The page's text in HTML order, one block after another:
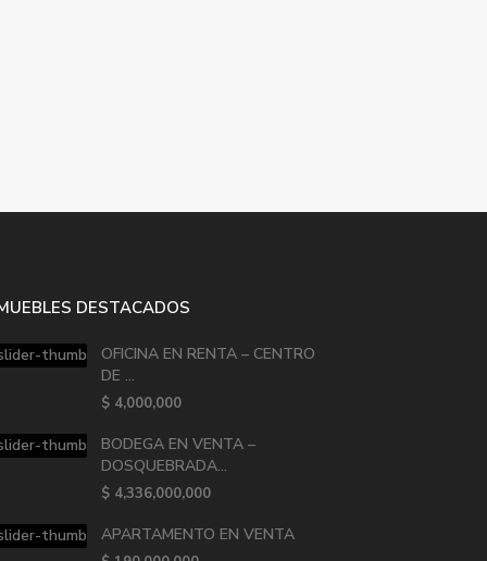
DESTACADOS
OFICINA EN RENTA – CENTRO
DE ...
$ 4,000,000
BODEGA EN VENTA –
DOSQUEBRADA...
$ 4,336,000,000
APARTAMENTO EN VENTA